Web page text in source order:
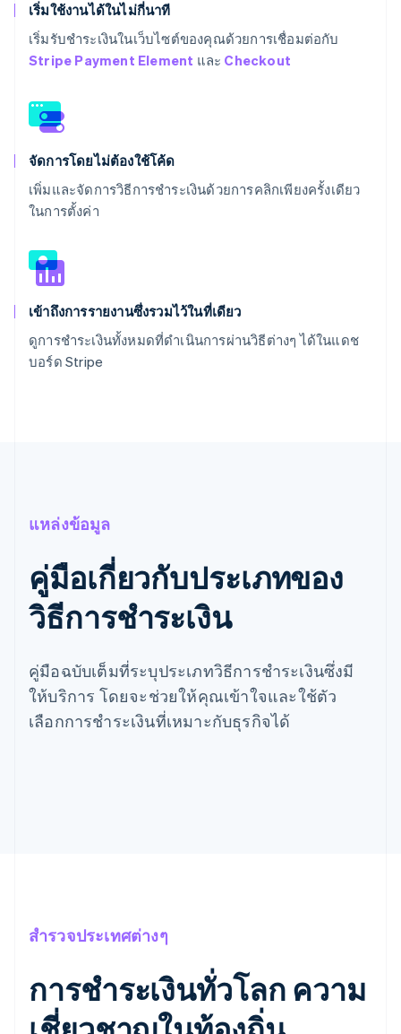
เริ่มใช้งานได้ในไม่กี่นาที
เริ่มรับชำระเงินในเว็บไซต์ของคุณด้วยการเชื่อมต่อกับ
Stripe Payment Element และ Checkout
จัดการโดยไม่ต้องใช้โค้ด
เพิ่มและจัดการวิธีการชำระเงินด้วยการคลิกเพียงครั้งเดียว
ในการตั้งค่า
เข้าถึงการรายงานซึ่งรวมไว้ในที่เดียว
ดูการชำระเงินทั้งหมดที่ดำเนินการผ่านวิธีต่างๆ ได้ในแดช
บอร์ด Stripe
แหล่งข้อมูล
คู่มือเกี่ยวกับประเภทของ
วิธีการชำระเงิน
คู่มือฉบับเต็มที่ระบุประเภทวิธีการชำระเงินซึ่งมี
ให้บริการ โดยจะช่วยให้คุณเข้าใจและใช้ตัว
เลือกการชำระเงินที่เหมาะกับธุรกิจได้
สำรวจประเทศต่างๆ
การชำระเงินทั่วโลก ความ